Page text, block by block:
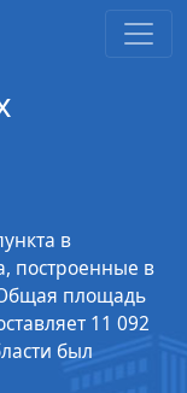
в
построенные в
площадь
11 092
был